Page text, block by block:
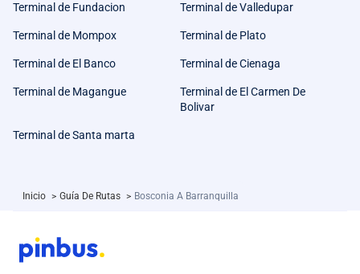
Terminal de Fundacion Terminal de Valledupar
Terminal de Mompox Terminal de Plato
Terminal de El Banco Terminal de Cienaga
Terminal de Magangue
Terminal de El Carmen De
Bolivar
Terminal de Santa marta
Inicio > Guía De Rutas > Bosconia A Barranquilla